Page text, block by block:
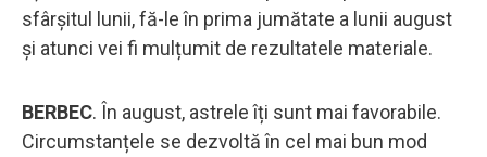
sfârșitul lunii, fă-le în prima jumătate a lunii august
și atunci vei fi mulțumit de rezultatele materiale.
BERBEC. În august, astrele îți sunt mai favorabile.
Circumstanțele se dezvoltă în cel mai bun mod